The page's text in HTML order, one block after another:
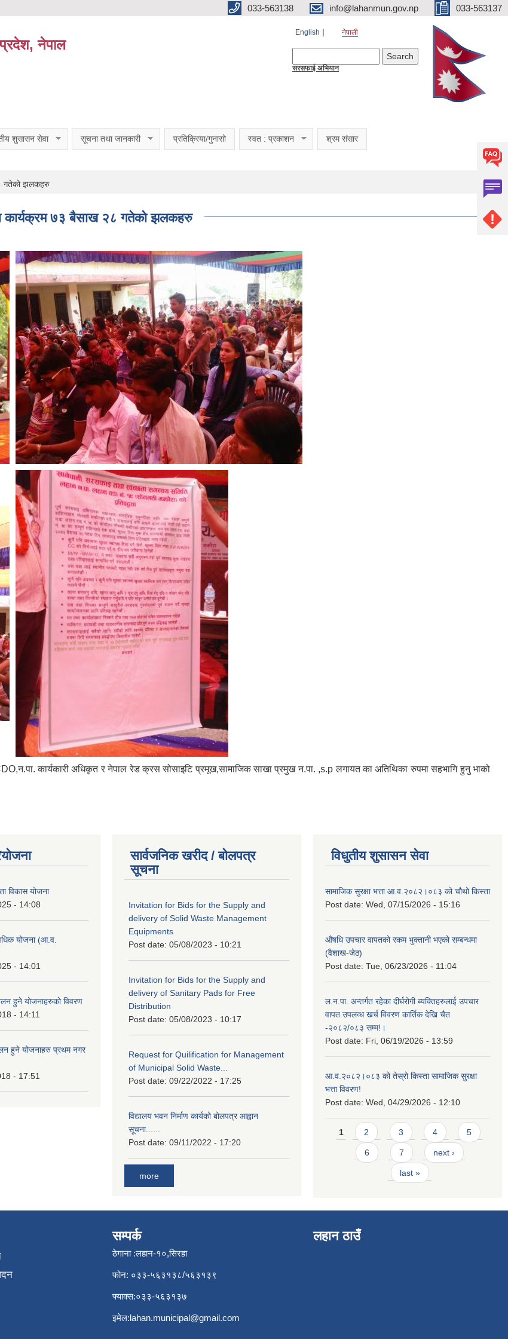
033-563138 info@lahanmun.gov.np 033-563137
नेपाल
English नेपाली
सरसफाई अभियान
शुसासन सेवा सूचना तथा जानकारी प्रतिक्रिया/गुनासो स्वत : प्रकाशन श्रम संसार
गतेको झलकहरु
कार्यक्रम ७३ बैसाख २८ गतेको झलकहरु
कार्यकारी अधिकृत र नेपाल रेड क्रस सोसाइटि प्रमूख,सामाजिक साखा प्रमुख न.पा. ,s.p लगायत का अतिथिका रुपमा सहभागि हुनु भाको
विकास योजना
- 14:08
योजना (आ.व.
- 14:01
हुने योजनाहरुको विवरण
- 14:11
हुने योजनाहरु प्रथम नगर
- 17:51
सार्वजनिक खरीद / बोलपत्र
सूचना
Invitation for Bids for the Supply and
delivery of Solid Waste Management
Equipments
Post date: 05/08/2023 - 10:21
Invitation for Bids for the Supply and
delivery of Sanitary Pads for Free
Distribution
Post date: 05/08/2023 - 10:17
Request for Quilification for Management
of Municipal Solid Waste...
Post date: 09/22/2022 - 17:25
विद्यालय भवन निर्माण कार्यको बोलपत्र आह्वान
सूचना......
Post date: 09/11/2022 - 17:20
more
विधुतीय शुसासन सेवा
सामाजिक सुरक्षा भत्ता आ.व.२०८२।०८३ को चौथो किस्ता
Post date: Wed, 07/15/2026 - 15:16
औषधि उपचार वापतको रकम भुक्तानी भएको सम्बन्धमा
(वैशाख-जेठ)
Post date: Tue, 06/23/2026 - 11:04
ल.न.पा. अन्तर्गत रहेका दीर्घरोगी ब्यक्तिहरुलाई उपचार
वापत उपलव्ध खर्च विवरण कार्तिक देखि चैत
-२०८२/०८३ सम्म!।
Post date: Fri, 06/19/2026 - 13:59
आ.व.२०८२।०८३ को तेस्रो किस्ता सामाजिक सुरक्षा
भत्ता विवरण!
Post date: Wed, 04/29/2026 - 12:10
Pages
1 2 3 4 5
6 7 next ›
last »
सम्पर्क
ठेगाना :लहान-१०,सिरहा
फोन: ०३३-५६३१३८/५६३१३९
फ्याक्स:०३३-५६३१३७
इमेल:lahan.municipal@gmail.com
लहान ठाउँ